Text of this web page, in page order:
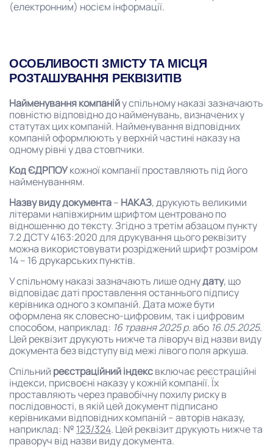
(електронним) носієм інформації.
ОСОБЛИВОСТІ ЗМІСТУ ТА МІСЦЯ
РОЗТАШУВАННЯ РЕКВІЗИТІВ
Найменування компанійу спільному наказі зазначають
повністю відповідно до найменувань, визначених у
статутах цих компаній. Найменування відповідних
компаній оформлюють у верхній частині наказу на
одному рівні у два стовпчики.
Код ЄДРПОУкожної компанії проставляють під його
найменуванням.
Назву виду документа– НАКАЗ, друкують великими
літерами напівжирним шрифтом центровано по
відношенню до тексту. Згідно з третім абзацом пункту
7.2 ДСТУ 4163:2020 для друкування цього реквізиту
можна використовувати розріджений шрифт розміром
14 – 16 друкарських пунктів.
У спільному наказі зазначають лише однудату, що
відповідає даті проставлення останнього підпису
керівника одного з компаній. Дата може бути
оформлена як словесно-цифровим, так і цифровим
способом, наприклад: 16 травня 2025 р.або 16.05.2025.
Цей реквізит друкують нижче та ліворуч від назви виду
документа без відступу від межі лівого поля аркуша.
Спільний реєстраційний індексвключає реєстраційні
індекси, присвоєні наказу у кожній компанії. Їх
проставляють через правобічну похилу риску в
послідовності, в якій цей документ підписано
керівниками відповідних компаній – авторів наказу,
наприклад: № 123/324. Цей реквізит друкують нижче та
праворуч від назви виду документа.